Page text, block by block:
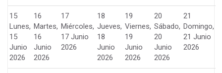
15
Lunes,
15
Junio
2026
16
Martes,
16
Junio
2026
17
Miércoles,
17 Junio
2026
18
Jueves,
18
Junio
2026
19
Viernes,
19
Junio
2026
20
Sábado,
20
Junio
2026
21
Domingo,
21 Junio
2026